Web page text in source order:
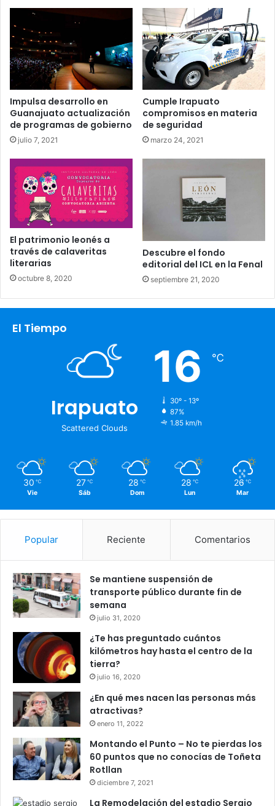
Impulsa desarrollo en
Guanajuato actualización
de programas de gobierno
julio 7, 2021
Cumple Irapuato
compromisos en materia
de seguridad
marzo 24, 2021
El patrimonio leonés a
través de calaveritas
literarias
octubre 8, 2020
Descubre el fondo
editorial del ICL en la Fenal
septiembre 21, 2020
El Tiempo
Irapuato
Scattered Clouds
16 ℃
30º - 13º
87%
1.85 km/h
30 ℃
Vie
27 ℃
Sáb
28 ℃
Dom
28 ℃
Lun
26 ℃
Mar
Popular Reciente Comentarios
Se mantiene suspensión de
transporte público durante fin de
semana
julio 31, 2020
¿Te has preguntado cuántos
kilómetros hay hasta el centro de la
tierra?
julio 16, 2020
¿En qué mes nacen las personas más
atractivas?
enero 11, 2022
Montando el Punto – No te pierdas los
60 puntos que no conocías de Toñeta
Rotllan
diciembre 7, 2021
La Remodelación del estadio Sergio